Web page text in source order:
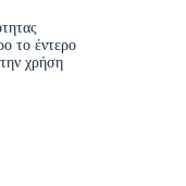
το έντερο
χρήση